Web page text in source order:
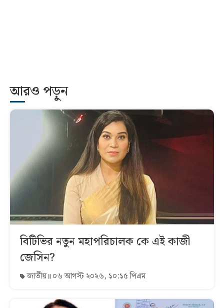
আরও পড়ুন
বিটিভির নতুন মহাপরিচালক কে এই কাজী
জেসিন?
জাতীয় ০৬ আগস্ট ২০২৬, ১০:১৫ পিএম